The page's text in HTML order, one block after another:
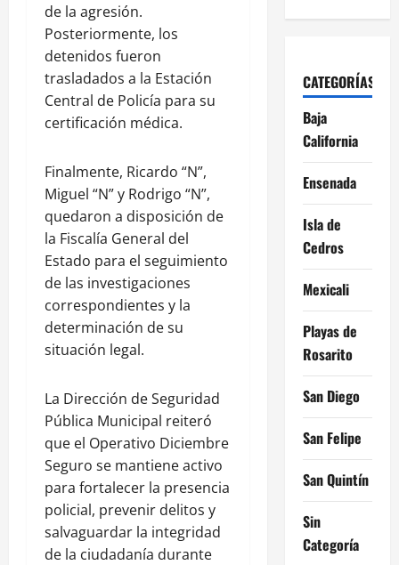
de la agresión.
Posteriormente, los
detenidos fueron
trasladados a la Estación
Central de Policía para su
certificación médica.
Finalmente, Ricardo “N”,
Miguel “N” y Rodrigo “N”,
quedaron a disposición de
la Fiscalía General del
Estado para el seguimiento
de las investigaciones
correspondientes y la
determinación de su
situación legal.
La Dirección de Seguridad
Pública Municipal reiteró
que el Operativo Diciembre
Seguro se mantiene activo
para fortalecer la presencia
policial, prevenir delitos y
salvaguardar la integridad
de la ciudadanía durante
CATEGORÍAS
Baja
California
Ensenada
Isla de
Cedros
Mexicali
Playas de
Rosarito
San Diego
San Felipe
San Quintín
Sin
Categoría